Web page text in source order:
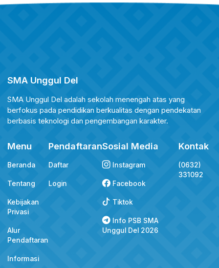
SMA Unggul Del
SMA Unggul Del adalah sekolah menengah atas yang
berfokus pada pendidikan berkualitas dengan pendekatan
berbasis teknologi dan pengembangan karakter.
Menu
Beranda
Tentang
Kebijakan
Privasi
Alur
Pendaftaran
Informasi
Pendaftaran
Daftar
Login
Sosial Media
Instagram
Facebook
Tiktok
Info PSB SMA
Unggul Del 2026
Kontak
(0632)
331092